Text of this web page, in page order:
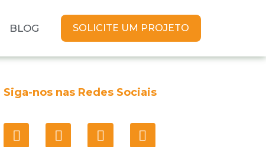
BLOG SOLICITE UM PROJETO
Siga-nos nas Redes Sociais